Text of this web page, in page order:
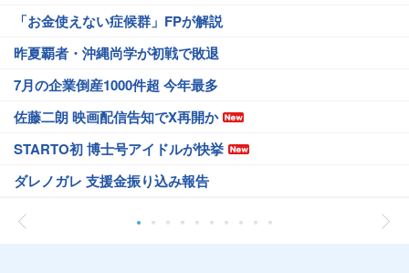
「お金使えない症候群」FPが解説
昨夏覇者・沖縄尚学が初戦で敗退
7月の企業倒産1000件超 今年最多
佐藤二朗 映画配信告知でX再開か
STARTO初 博士号アイドルが快挙
ダレノガレ 支援金振り込み報告